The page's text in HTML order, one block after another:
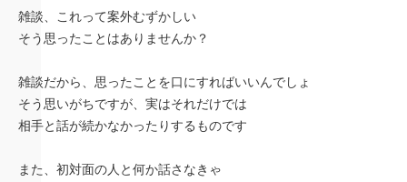
雑談、これって案外むずかしい
そう思ったことはありませんか？
雑談だから、思ったことを口にすればいいんでしょ
そう思いがちですが、実はそれだけでは
相手と話が続かなかったりするものです
また、初対面の人と何か話さなきゃ